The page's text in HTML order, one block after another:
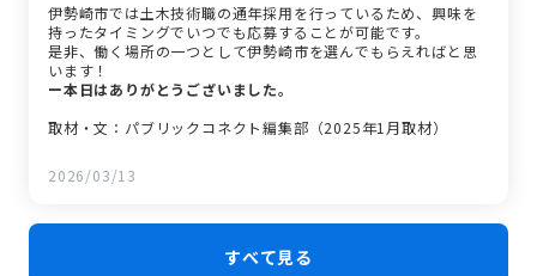
伊勢崎市では土木技術職の通年採用を行っているため、興味を
持ったタイミングでいつでも応募することが可能です。
是非、働く場所の一つとして伊勢崎市を選んでもらえればと思
います！
ー本日はありがとうございました。
取材・文：パブリックコネクト編集部（2025年1月取材）
2026/03/13
すべて見る